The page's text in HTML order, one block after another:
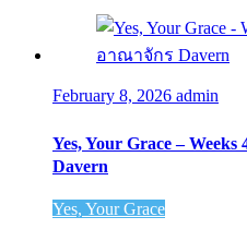
February 8, 2026 admin
Yes, Your Grace –
Davern
Yes, Your Grace